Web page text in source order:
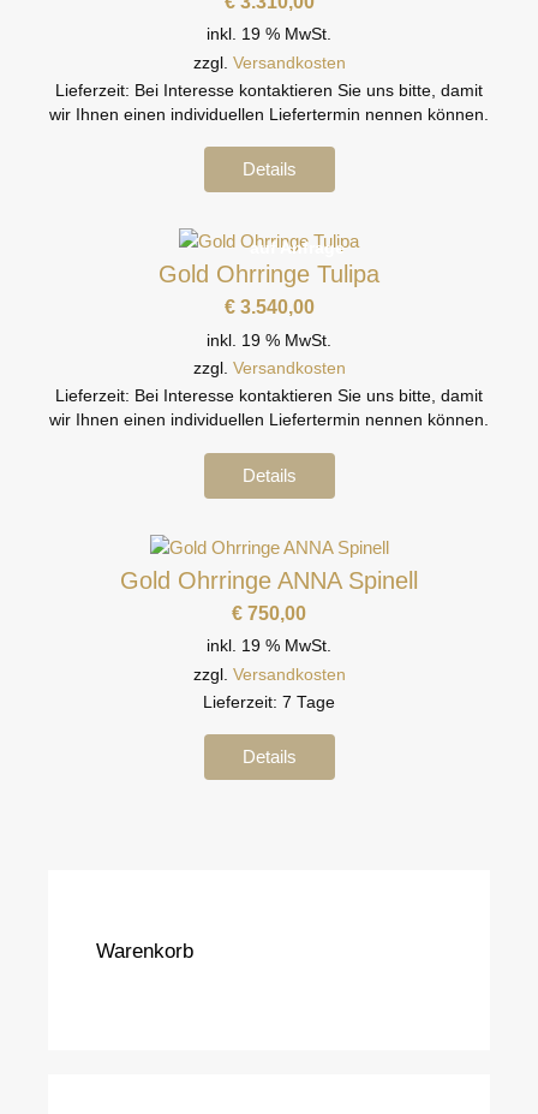
inkl. 19 % MwSt.
zzgl. Versandkosten
Lieferzeit: Bei Interesse kontaktieren Sie uns bitte, damit
wir Ihnen einen individuellen Liefertermin nennen können.
Details
auf Anfrage
Gold Ohrringe Tulipa
€3.540,00
inkl. 19 % MwSt.
zzgl. Versandkosten
Lieferzeit: Bei Interesse kontaktieren Sie uns bitte, damit
wir Ihnen einen individuellen Liefertermin nennen können.
Details
Gold Ohrringe ANNA Spinell
€ 750,00
inkl. 19 % MwSt.
zzgl. Versandkosten
Lieferzeit: 7 Tage
Details
Warenkorb